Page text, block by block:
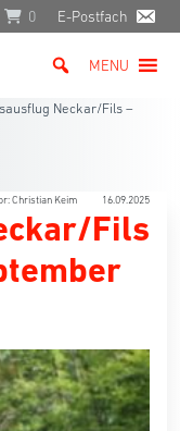
0 E-Postfach
MENU
Neckar/Fils –
Christian Keim 16.09.2025
Fils